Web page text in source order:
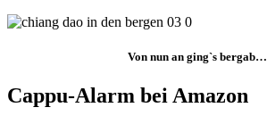
Von nun an ging`s
Cappu-Alarm bei Amazon